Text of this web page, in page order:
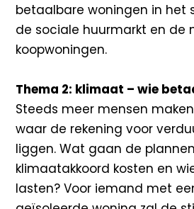
betaalbare woningen in het
de sociale huurmarkt en de
koopwoningen.
Thema 2: klimaat – wie
Steeds meer mensen
waar de rekening voor
liggen. Wat gaan de
klimaatakkoord kosten en
lasten? Voor iemand met